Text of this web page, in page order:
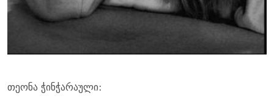
თე­ო­ნა ჭინ­ჭა­რა­უ­ლი: